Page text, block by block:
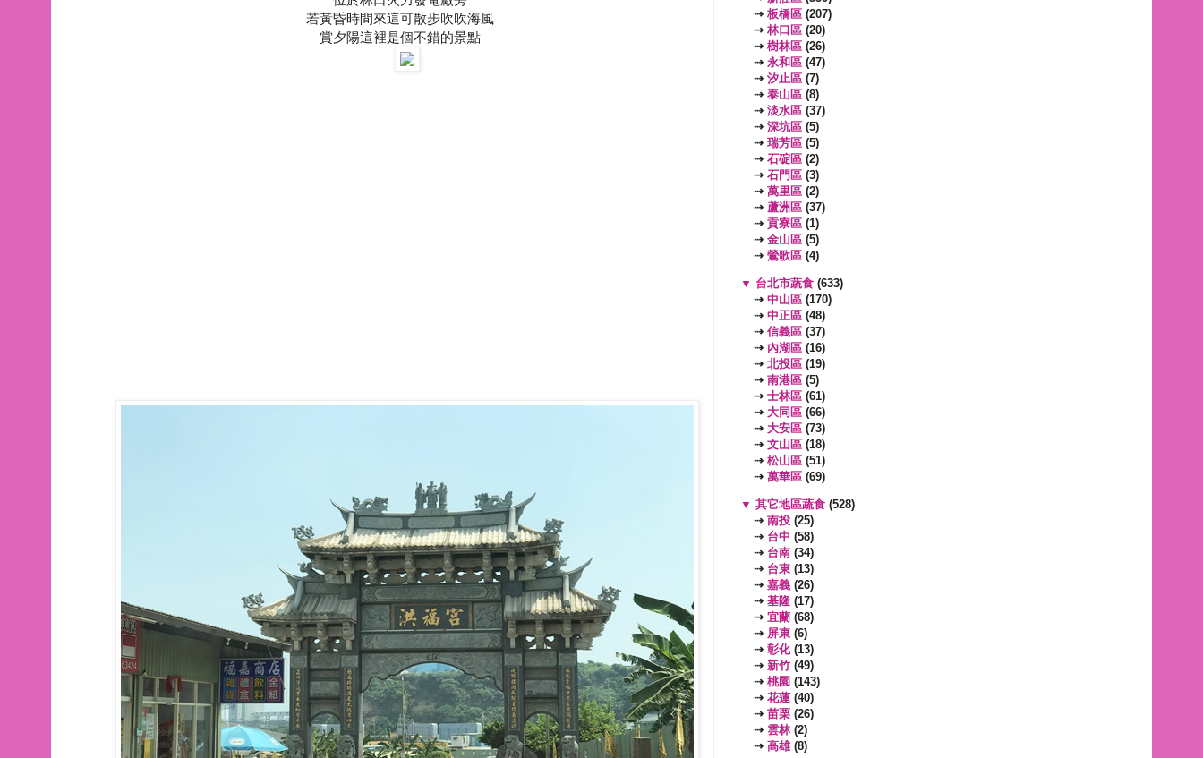
若黃昏時間來這可散步吹吹海風
賞夕陽這裡是個不錯的景點
⇢ 板橋區 (207)
⇢ 林口區 (20)
⇢ 樹林區 (26)
⇢ 永和區 (47)
⇢ 汐止區 (7)
⇢ 泰山區 (8)
⇢ 淡水區 (37)
⇢ 深坑區 (5)
⇢ 瑞芳區 (5)
⇢ 石碇區 (2)
⇢ 石門區 (3)
⇢ 萬里區 (2)
⇢ 蘆洲區 (37)
⇢ 貢寮區 (1)
⇢ 金山區 (5)
⇢ 鶯歌區 (4)
▼ 台北市蔬食 (633)
⇢ 中山區 (170)
⇢ 中正區 (48)
⇢ 信義區 (37)
⇢ 內湖區 (16)
⇢ 北投區 (19)
⇢ 南港區 (5)
⇢ 士林區 (61)
⇢ 大同區 (66)
⇢ 大安區 (73)
⇢ 文山區 (18)
⇢ 松山區 (51)
⇢ 萬華區 (69)
▼ 其它地區蔬食 (528)
⇢ 南投 (25)
⇢ 台中 (58)
⇢ 台南 (34)
⇢ 台東 (13)
⇢ 嘉義 (26)
⇢ 基隆 (17)
⇢ 宜蘭 (68)
⇢ 屏東 (6)
⇢ 彰化(13)
⇢ 新竹 (49)
⇢ 桃園 (143)
⇢ 花蓮 (40)
⇢ 苗栗 (26)
⇢ 雲林(2)
⇢ 高雄(8)